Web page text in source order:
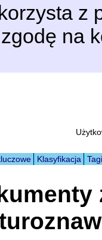
z
na
Klasyfikacja
Tagi